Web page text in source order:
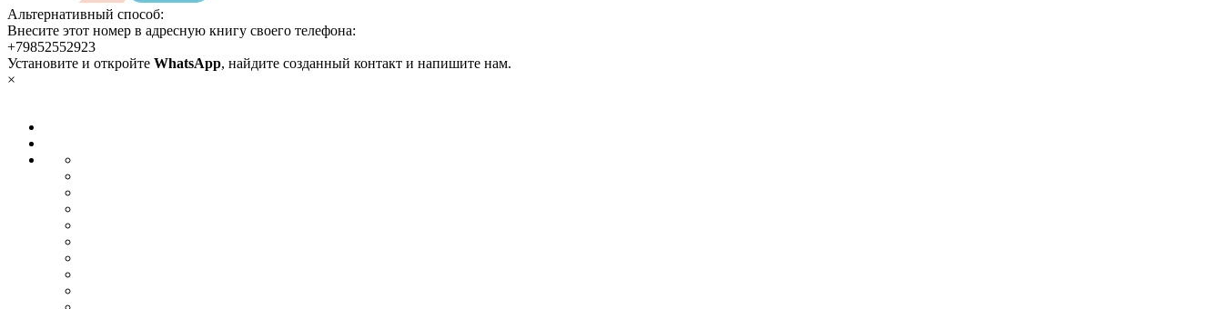
Альтернативный способ:
Внесите этот номер в адресную книгу своего телефона:
+79852552923
Установите и откройте WhatsApp, найдите созданный контакт и напишите нам.
×